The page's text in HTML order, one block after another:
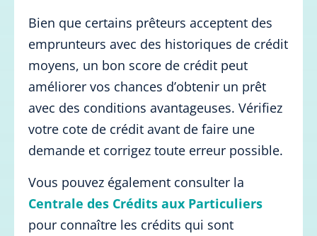
Bien que certains prêteurs acceptent des
emprunteurs avec des historiques de crédit
moyens, un bon score de crédit peut
améliorer vos chances d’obtenir un prêt
avec des conditions avantageuses. Vérifiez
votre cote de crédit avant de faire une
demande et corrigez toute erreur possible.
Vous pouvez également consulter la
Centrale des Crédits aux Particuliers
pour connaître les crédits qui sont